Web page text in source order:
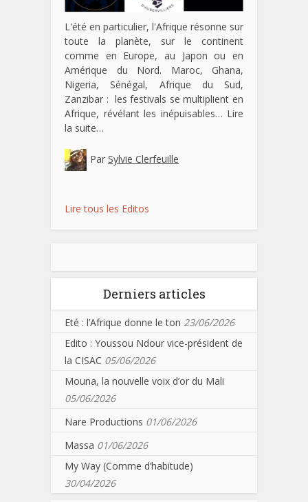
L'été en particulier, l'Afrique résonne sur
toute la planète, sur le continent
comme en Europe, au Japon ou en
Amérique du Nord. Maroc, Ghana,
Nigeria, Sénégal, Afrique du Sud,
Zanzibar : les festivals se multiplient en
Afrique, révélant les inépuisables… Lire
la suite…
Par Sylvie Clerfeuille
Lire tous les Editos
Derniers articles
Eté : l’Afrique donne le ton 23/06/2026
Edito : Youssou Ndour vice-président de
la CISAC 05/06/2026
Mouna, la nouvelle voix d’or du Mali
05/06/2026
Nare Productions 01/06/2026
Massa 01/06/2026
My Way (Comme d’habitude)
30/04/2026